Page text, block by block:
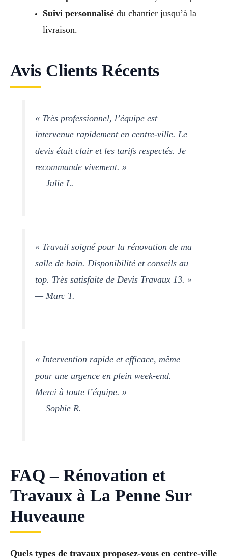
Suivi personnalisédu chantier jusqu’à la
livraison.
Avis Clients Récents
« Très professionnel, l’équipe est
intervenue rapidement en centre-ville. Le
devis était clair et les tarifs respectés. Je
recommande vivement. »
— Julie L.
« Travail soigné pour la rénovation de ma
salle de bain. Disponibilité et conseils au
top. Très satisfaite de Devis Travaux 13. »
— Marc T.
« Intervention rapide et efficace, même
pour une urgence en plein week-end.
Merci à toute l’équipe. »
— Sophie R.
FAQ – Rénovation et
Travaux à La Penne Sur
Huveaune
Quels types de travaux proposez-vous en centre-ville